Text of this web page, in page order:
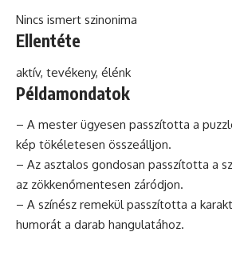
Nincs ismert szinonima
Ellentéte
aktív, tevékeny, élénk
Példamondatok
– A mester ügyesen passzította a
kép tökéletesen összeálljon.
– Az asztalos gondosan passzította a
az zökkenőmentesen záródjon.
– A színész remekül passzította a
humorát a darab hangulatához.